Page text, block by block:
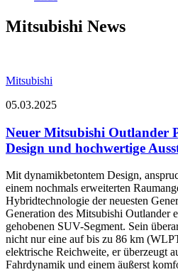
Mitsubishi News
Mitsubishi
05.03.2025
Neuer Mitsubishi Outlander
Design und hochwertige
Mit dynamikbetontem Design,
einem nochmals erweiterten
Hybridtechnologie der neuesten
Generation des Mitsubishi Outlander
gehobenen SUV-Segment. Sein
nicht nur eine auf bis zu 86 km
elektrische Reichweite, er überzeugt
Fahrdynamik und einem äußerst